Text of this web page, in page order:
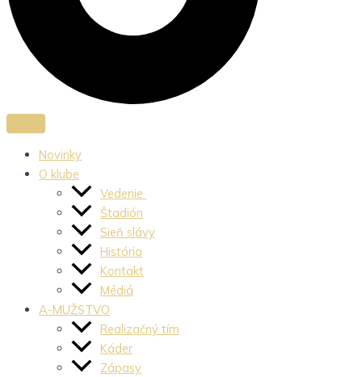
Novinky
O klube
Vedenie
Štadión
Sieň slávy
História
Kontakt
Médiá
A-MUŽSTVO
Realizačný tím
Káder
Zápasy